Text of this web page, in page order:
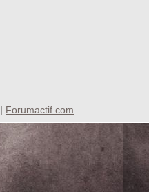
| Forumactif.com